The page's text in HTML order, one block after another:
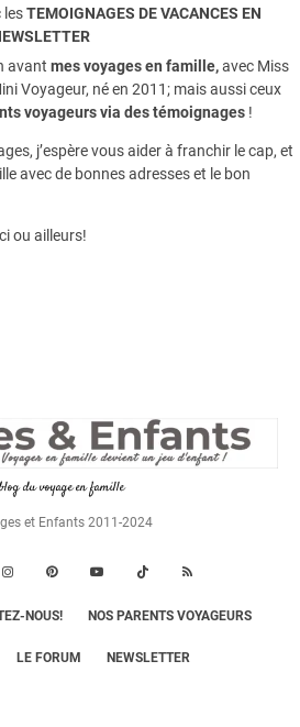
lesTEMOIGNAGES DE VACANCES EN
avant mes voyages en famille,avec Miss
Voyageur, né en 2011; mais aussi ceux
voyageurs via des témoignages !
j’espère vous aider à franchir le cap, et
avec de bonnes adresses et le bon
ou ailleurs!
du voyage en famille
et Enfants 2011-2024
NOUS! NOS PARENTS VOYAGEURS
LE FORUM NEWSLETTER